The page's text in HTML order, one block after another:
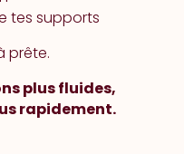
tes supports
prête.
plus fluides,
rapidement.